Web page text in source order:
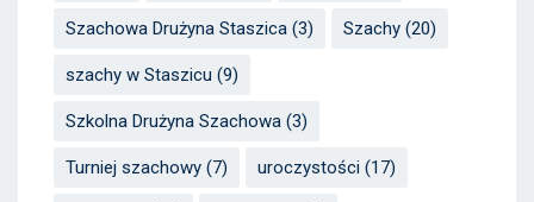
Szachowa Drużyna Staszica (3) Szachy (20)
szachy w Staszicu (9)
Szkolna Drużyna Szachowa (3)
Turniej szachowy (7) uroczystości (17)